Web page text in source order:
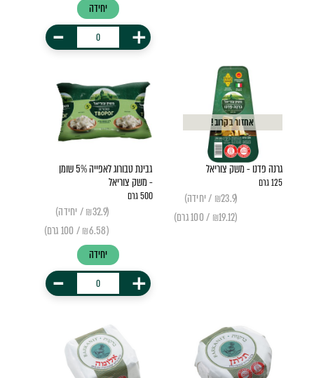
יחידה
+
-
אחזור בקרוב!
גרנה פדנו - משק צוריאל
125 גרם
(₪23.9 / יחידה)
(₪19.12 / 100 גרם)
גבינת טבורוג לאפייה 5% שומן
- משק צוריאל
500 גרם
(₪32.9 / יחידה)
(₪6.58 / 100 גרם)
יחידה
+
-